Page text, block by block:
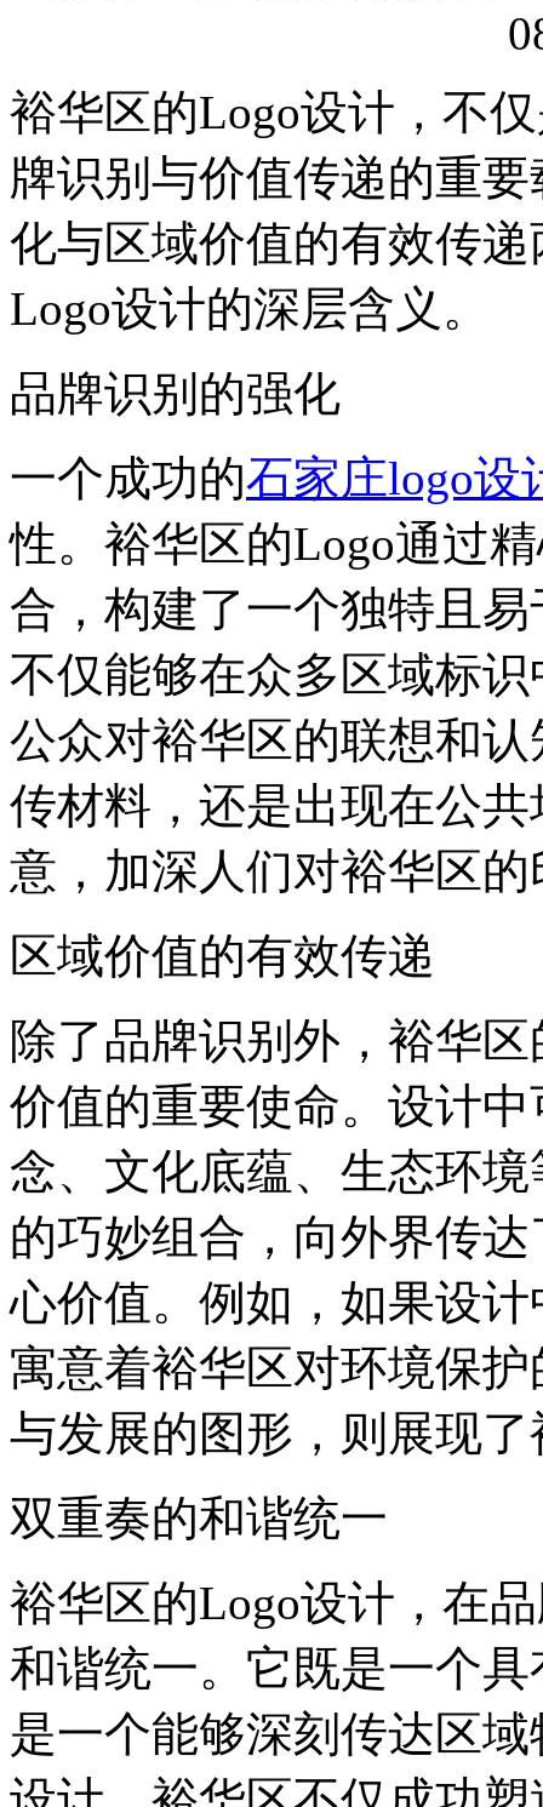
裕华区的Logo设计，不
牌识别与价值传递的重
化与区域价值的有效传
Logo设计的深层含义。
品牌识别的强化
一个成功的石家庄logo设
性。裕华区的Logo通过
合，构建了一个独特且
不仅能够在众多区域标
公众对裕华区的联想和
传材料，还是出现在公
意，加深人们对裕华区的
区域价值的有效传递
除了品牌识别外，裕华
价值的重要使命。设计
念、文化底蕴、生态环
的巧妙组合，向外界传
心价值。例如，如果设
寓意着裕华区对环境保
与发展的图形，则展现
双重奏的和谐统一
裕华区的Logo设计，在
和谐统一。它既是一个
是一个能够深刻传达区